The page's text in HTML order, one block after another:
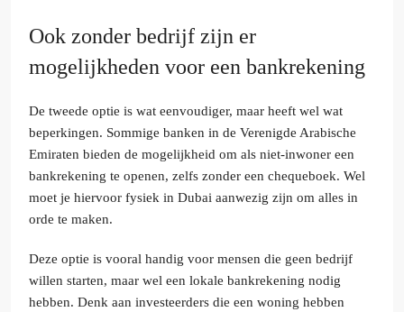
Ook zonder bedrijf zijn er
mogelijkheden voor een bankrekening
De tweede optie is wat eenvoudiger, maar heeft wel wat
beperkingen. Sommige banken in de Verenigde Arabische
Emiraten bieden de mogelijkheid om als niet-inwoner een
bankrekening te openen, zelfs zonder een chequeboek. Wel
moet je hiervoor fysiek in Dubai aanwezig zijn om alles in
orde te maken.
Deze optie is vooral handig voor mensen die geen bedrijf
willen starten, maar wel een lokale bankrekening nodig
hebben. Denk aan investeerders die een woning hebben